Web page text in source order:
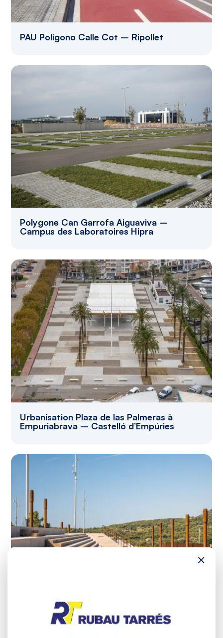
PAU Polígono Calle Cot – Ripollet
Polygone Can Garrofa Aiguaviva –
Campus des Laboratoires Hipra
Urbanisation Plaza de las Palmeras à
Empuriabrava – Castelló d’Empúries
Urbanisation Parc del Garrofers à Mataró
×